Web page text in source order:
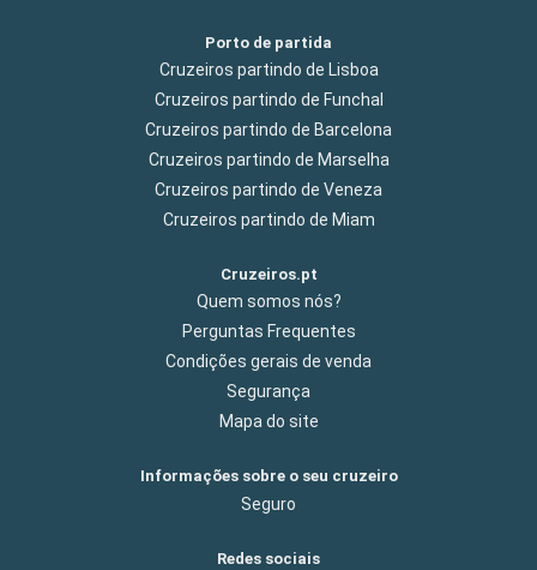
Porto de partida
Cruzeiros partindo de Lisboa
Cruzeiros partindo de Funchal
Cruzeiros partindo de Barcelona
Cruzeiros partindo de Marselha
Cruzeiros partindo de Veneza
Cruzeiros partindo de Miam
Cruzeiros.pt
Quem somos nós?
Perguntas Frequentes
Condições gerais de venda
Segurança
Mapa do site
Informações sobre o seu cruzeiro
Seguro
Redes sociais